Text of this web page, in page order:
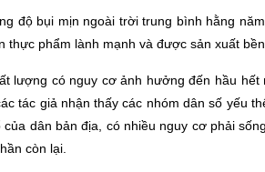
độ bụi mịn ngoài trời trung bình hằng
thực phẩm lành mạnh và được sản xuất
lượng có nguy cơ ảnh hưởng đến hầu
tác giả nhận thấy các nhóm dân số yếu
dân bản địa, có nhiều nguy cơ phải
còn lại.